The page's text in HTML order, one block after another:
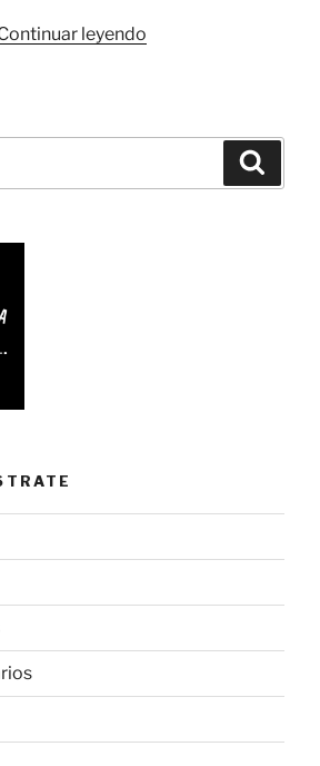
leyendo«Walter
el
Helioscopic
victoriano»